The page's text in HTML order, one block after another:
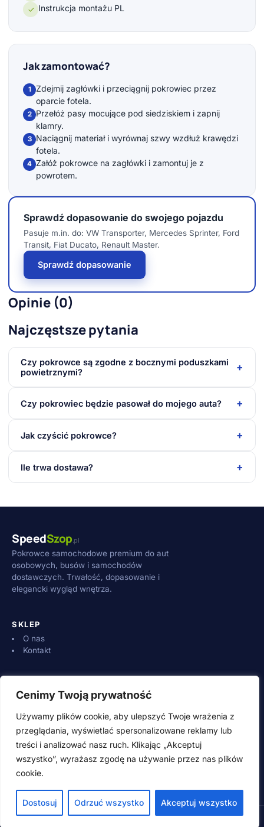
Cenimy Twoją prywatność
Używamy plików cookie, aby ulepszyć Twoje wrażenia z
przeglądania, wyświetlać spersonalizowane reklamy lub
treści i analizować nasz ruch. Klikając „Akceptuj
wszystko”, wyrażasz zgodę na używanie przez nas plików
cookie.
Dostosuj Odrzuć wszystko Akceptuj wszystko
✓ Instrukcja montażu PL
Jak zamontować?
1
Zdejmij zagłówki i przeciągnij pokrowiec przez
oparcie fotela.
2
Przełóż pasy mocujące pod siedziskiem i zapnij
klamry.
3
Naciągnij materiał i wyrównaj szwy wzdłuż krawędzi
fotela.
4 Załóż pokrowce na zagłówki i zamontuj je z
powrotem.
Sprawdź dopasowanie do swojego pojazdu
Pasuje m.in. do: VW Transporter, Mercedes Sprinter, Ford
Transit, Fiat Ducato, Renault Master.
Sprawdź dopasowanie
Opinie (0)
Najczęstsze pytania
Czy pokrowce są zgodne z bocznymi poduszkami
powietrznymi?
+
Czy pokrowiec będzie pasował do mojego auta? +
Jak czyścić pokrowce? +
Ile trwa dostawa? +
SpeedSzop.pl
Pokrowce samochodowe premium do aut
osobowych, busów i samochodów
dostawczych. Trwałość, dopasowanie i
elegancki wygląd wnętrza.
SKLEP
O nas
Kontakt
Dostawa i płatności
Zwroty i reklamacje
Regulamin
KONTAKT
500 600 700 (pn–pt 8:00–16:00)